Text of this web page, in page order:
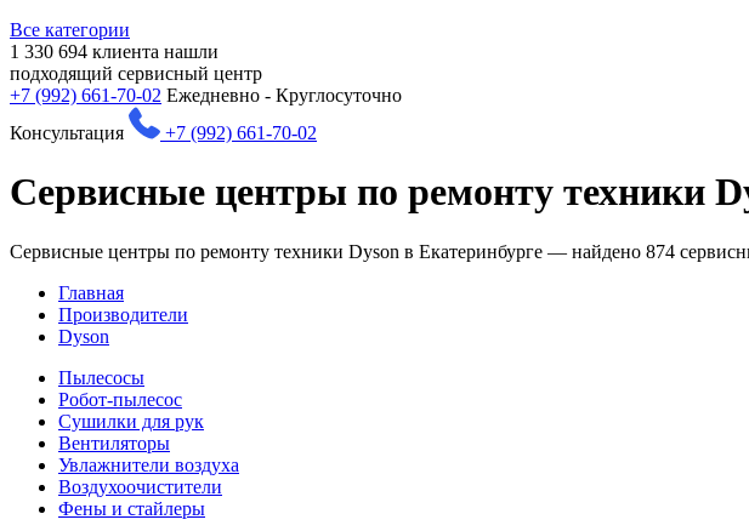
Все категории
1 330 694 клиента нашли
подходящий сервисный центр
+7 (992) 661-70-02 Ежедневно - Круглосуточно
Консультация
+7 (992) 661-70-02
Сервисные центры по ремонту техники
Сервисные центры по ремонту техники Dyson в Екатеринбурге — найдено 874
Главная
Производители
Dyson
Пылесосы
Робот-пылесос
Сушилки для рук
Вентиляторы
Увлажнители воздуха
Воздухоочистители
Фены и стайлеры